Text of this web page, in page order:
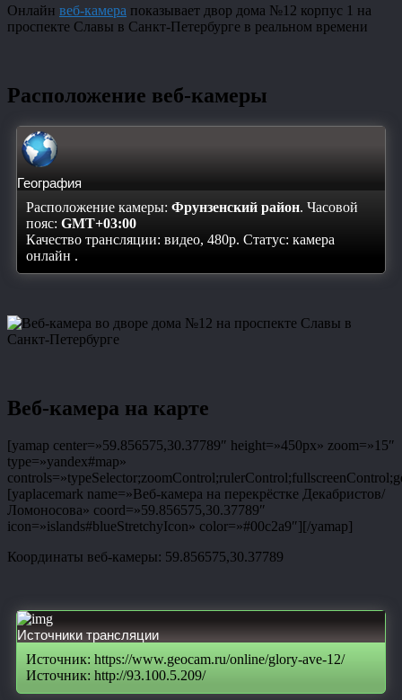
Онлайн веб-камера показывает двор дома №12 корпус 1 на
проспекте Славы в Санкт-Петербурге в реальном времени
Расположение веб-камеры
География
Расположение камеры: Фрунзенский район. Часовой
пояс: GMT+03:00
Качество трансляции: видео, 480p. Статус: камера
онлайн .
Веб-камера на карте
[yamap center=»59.856575,30.37789″ height=»450px» zoom=»15″
type=»yandex#map»
[yaplacemark name=»Веб-камера на перекрёстке Декабристов/
Ломоносова» coord=»59.856575,30.37789″
icon=»islands#blueStretchyIcon» color=»#00c2a9″][/yamap]
Координаты веб-камеры: 59.856575,30.37789
Источники трансляции
Источник: https://www.geocam.ru/online/glory-ave-12/
Источник: http://93.100.5.209/